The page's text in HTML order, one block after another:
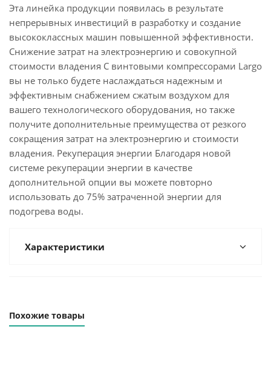
Эта линейка продукции появилась в результате
непрерывных инвестиций в разработку и создание
высококлассных машин повышенной эффективности.
Снижение затрат на электроэнергию и совокупной
стоимости владения С винтовыми компрессорами Largo
вы не только будете наслаждаться надежным и
эффективным снабжением сжатым воздухом для
вашего технологического оборудования, но также
получите дополнительные преимущества от резкого
сокращения затрат на электроэнергию и стоимости
владения. Рекуперация энергии Благодаря новой
системе рекуперации энергии в качестве
дополнительной опции вы можете повторно
использовать до 75% затраченной энергии для
подогрева воды.
Характеристики
Похожие товары